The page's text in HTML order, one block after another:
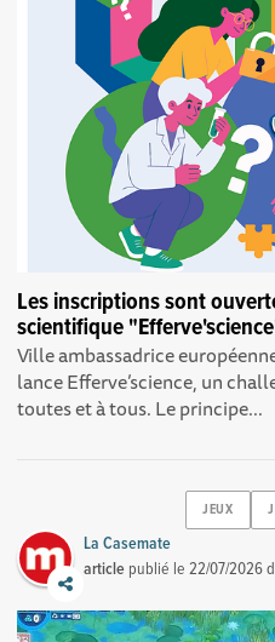
Les inscriptions sont
scientifique
Ville ambassadrice
lance Efferve’science, un
toutes et à tous. Le principe...
JEUX
La Casemate
article publié le22/07/2026